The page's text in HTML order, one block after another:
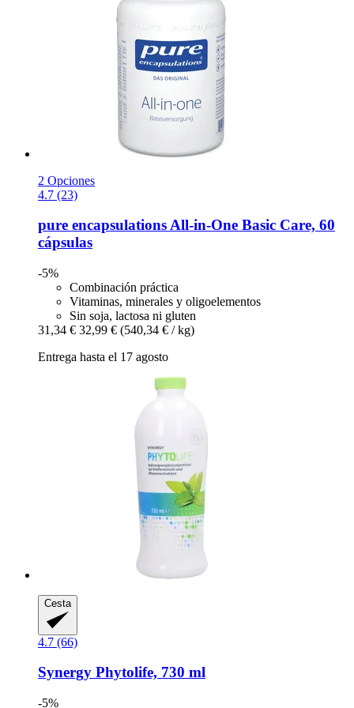
2 Opciones
4.7 (23)
pure encapsulationsAll-​in-​One Basic Care, 60
cápsulas
-5%
Combinación práctica
Vitaminas, minerales y oligoelementos
Sin soja, lactosa ni gluten
31,34 € 32,99 € (540,34 € / kg)
Entrega hasta el 17 agosto
Cesta
4.7 (66)
Synergy Phytolife, 730 ml
-5%